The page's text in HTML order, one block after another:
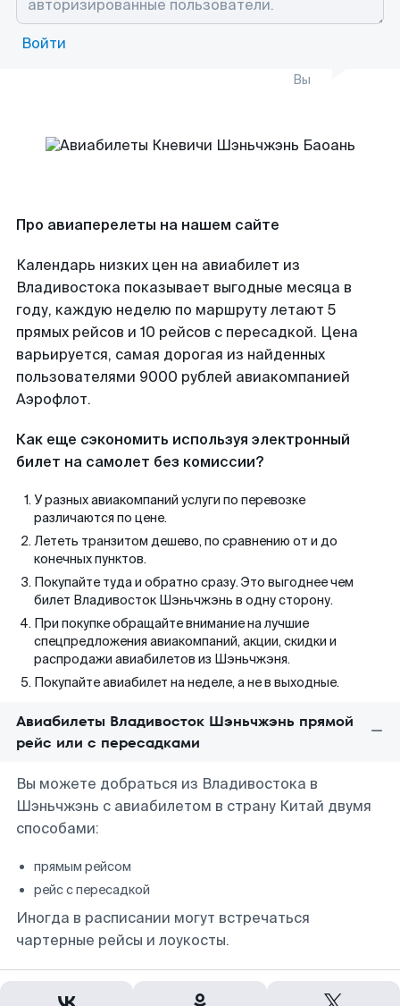
Войти
Вы
Про авиаперелеты на нашем сайте
Календарь низких цен на авиабилет из
Владивостока показывает выгодные месяца в
году, каждую неделю по маршруту летают 5
прямых рейсов и 10 рейсов с пересадкой. Цена
варьируется, самая дорогая из найденных
пользователями 9000 рублей авиакомпанией
Аэрофлот.
Как еще сэкономить используя электронный
билет на самолет без комиссии?
У разных авиакомпаний услуги по перевозке
различаются по цене.
Лететь транзитом дешево, по сравнению от и до
конечных пунктов.
Покупайте туда и обратно сразу. Это выгоднее чем
билет Владивосток Шэньчжэнь в одну сторону.
При покупке обращайте внимание на лучшие
спецпредложения авиакомпаний, акции, скидки и
распродажи авиабилетов из Шэньчжэня.
Покупайте авиабилет на неделе, а не в выходные.
Авиабилеты Владивосток Шэньчжэнь прямой
рейс или с пересадками
Вы можете добраться из Владивостока в
Шэньчжэнь с авиабилетом в страну Китай двумя
способами:
прямым рейсом
рейс с пересадкой
Иногда в расписании могут встречаться
чартерные рейсы и лоукосты.